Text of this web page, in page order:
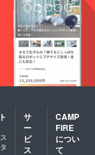
ス
タ
サ
ー
ビ
ス
CAMP
FIRE
につい
て